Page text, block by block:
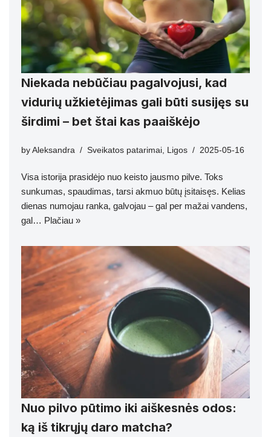
Niekada nebūčiau pagalvojusi, kad
vidurių užkietėjimas gali būti susijęs su
širdimi – bet štai kas paaiškėjo
by Aleksandra Sveikatos patarimai Ligos 2025-05-16
Visa istorija prasidėjo nuo keisto jausmo pilve. Toks
sunkumas, spaudimas, tarsi akmuo būtų įsitaisęs. Kelias
dienas numojau ranka, galvojau – gal per mažai vandens,
gal… Plačiau »
Nuo pilvo pūtimo iki aiškesnės odos:
ką iš tikrųjų daro matcha?